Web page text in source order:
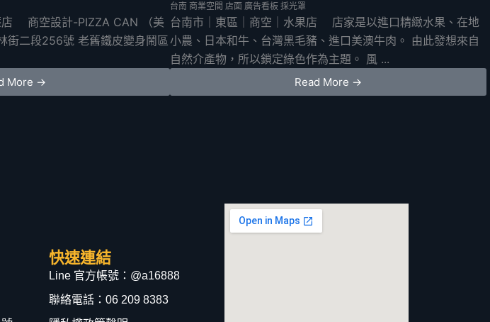
店 商空設計-PIZZA CAN （美
街二段256號 老舊鐵皮變身鬧區
More →
台南 商業空間 店面 廣告看板 採光罩
台南市｜東區｜商空｜水果店 店家是以進口精緻水果、在地
小農、日本和牛、台灣黑毛豬、進口美澳牛肉。 由此發想來自
自然介產物，所以鎖定綠色作為主題。 風 ...
Read More →
快速連結
Line 官方帳號：@a16888
聯絡電話：06 209 8383